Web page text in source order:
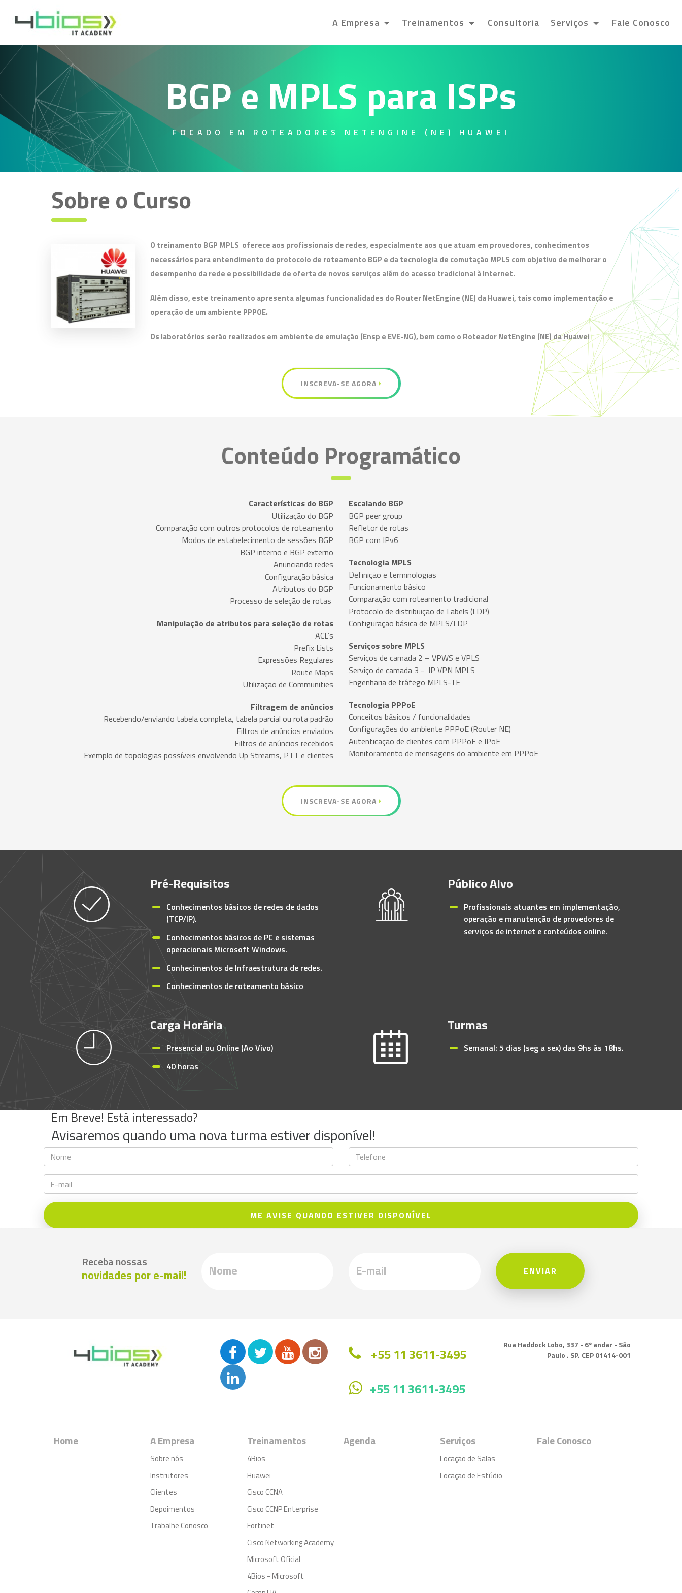
A Empresa Treinamentos Consultoria Serviços Fale Conosco
BGP e MPLS para ISPs
FOCADO EM ROTEADORES NETENGINE (NE) HUAWEI
Sobre o Curso
O treinamento BGP MPLS oferece aos profissionais de redes, especialmente aos que atuam em provedores, conhecimentos
necessários para entendimento do protocolo de roteamento BGP e da tecnologia de comutação MPLS com objetivo de melhorar o
desempenho da rede e possibilidade de oferta de novos serviços além do acesso tradicional à Internet.
Além disso, este treinamento apresenta algumas funcionalidades do Router NetEngine (NE) da Huawei, tais como implementação e
operação de um ambiente PPPOE.
Os laboratórios serão realizados em ambiente de emulação (Ensp e EVE-NG), bem como o Roteador NetEngine (NE) da Huawei
INSCREVA-SE AGORA
Conteúdo Programático
Características do BGP
Utilização do BGP
Comparação com outros protocolos de roteamento
Modos de estabelecimento de sessões BGP
BGP interno e BGP externo
Anunciando redes
Configuração básica
Atributos do BGP
Processo de seleção de rotas
Manipulação de atributos para seleção de rotas
ACL’s
Prefix Lists
Expressões Regulares
Route Maps
Utilização de Communities
Filtragem de anúncios
Recebendo/enviando tabela completa, tabela parcial ou rota padrão
Filtros de anúncios enviados
Filtros de anúncios recebidos
Exemplo de topologias possíveis envolvendo Up Streams, PTT e clientes
Escalando BGP
BGP peer group
Refletor de rotas
BGP com IPv6
Tecnologia MPLS
Definição e terminologias
Funcionamento básico
Comparação com roteamento tradicional
Protocolo de distribuição de Labels (LDP)
Configuração básica de MPLS/LDP
Serviços sobre MPLS
Serviços de camada 2 – VPWS e VPLS
Serviço de camada 3 - IP VPN MPLS
Engenharia de tráfego MPLS-TE
Tecnologia PPPoE
Conceitos básicos / funcionalidades
Configurações do ambiente PPPoE (Router NE)
Autenticação de clientes com PPPoE e IPoE
Monitoramento de mensagens do ambiente em PPPoE
INSCREVA-SE AGORA
Pré-Requisitos
Conhecimentos básicos de redes de dados
(TCP/IP).
Conhecimentos básicos de PC e sistemas
operacionais Microsoft Windows.
Conhecimentos de Infraestrutura de redes.
Conhecimentos de roteamento básico
Público Alvo
Profissionais atuantes em implementação,
operação e manutenção de provedores de
serviços de internet e conteúdos online.
Carga Horária
Presencial ou Online (Ao Vivo)
40 horas
Turmas
Semanal: 5 dias (seg a sex) das 9hs às 18hs.
Em Breve! Está interessado?
Avisaremos quando uma nova turma estiver disponível!
ME AVISE QUANDO ESTIVER DISPONÍVEL
Receba nossas
novidades por e-mail! ENVIAR
+55 11 3611-3495
+55 11 3611-3495
Rua Haddock Lobo, 337 - 6º andar - São
Paulo . SP. CEP 01414-001
Home A Empresa
Sobre nós
Instrutores
Clientes
Depoimentos
Trabalhe Conosco
Treinamentos
4Bios
Huawei
Cisco CCNA
Cisco CCNP Enterprise
Fortinet
Cisco Networking Academy
Microsoft Oficial
4Bios - Microsoft
Agenda Serviços
Locação de Salas
Locação de Estúdio
Fale Conosco